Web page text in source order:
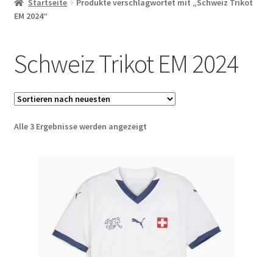
Blog
Startseite – English
Startseite
Produkte verschlagwortet mit „Schweiz Trikot
EM 2024“
Schweiz Trikot EM 2024
Alle 3 Ergebnisse werden angezeigtNach